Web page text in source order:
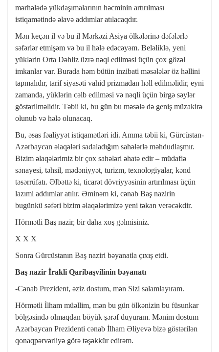
mərhələdə yükdaşımalarının həcminin artırılması
istiqamətində əlavə addımlar atılacaqdır.
Mən keçən il və bu il Mərkəzi Asiya ölkələrinə dəfələrlə
səfərlər etmişəm və bu il hələ edəcəyəm. Beləliklə, yeni
yüklərin Orta Dəhliz üzrə nəql edilməsi üçün çox gözəl
imkanlar var. Burada həm bütün inzibati məsələlər öz həllini
tapmalıdır, tarif siyasəti vahid prizmadan həll edilməlidir, eyni
zamanda, yüklərin cəlb edilməsi və nəqli üçün birgə səylər
göstərilməlidir. Təbii ki, bu gün bu məsələ də geniş müzakirə
olunub və hələ olunacaq.
Bu, əsas fəaliyyət istiqamətləri idi. Amma təbii ki, Gürcüstan-
Azərbaycan əlaqələri sadaladığım sahələrlə məhdudlaşmır.
Bizim əlaqələrimiz bir çox sahələri əhatə edir – müdafiə
sənayesi, təhsil, mədəniyyət, turizm, texnologiyalar, kənd
təsərrüfatı. Əlbəttə ki, ticarət dövriyyəsinin artırılması üçün
lazımi addımlar atılır. Əminəm ki, cənab Baş nazirin
bugünkü səfəri bizim əlaqələrimizə yeni təkan verəcəkdir.
Hörmətli Baş nazir, bir daha xoş gəlmisiniz.
X X X
Sonra Gürcüstanın Baş naziri bəyanatla çıxış etdi.
Baş nazir İrakli Qaribaşvilinin bəyanatı
-Cənab Prezident, əziz dostum, mən Sizi salamlayıram.
Hörmətli İlham müəllim, mən bu gün ölkənizin bu füsunkar
bölgəsində olmaqdan böyük şərəf duyuram. Mənim dostum
Azərbaycan Prezidenti cənab İlham Əliyevə bizə göstərilən
qonaqpərvərliyə görə təşəkkür edirəm.